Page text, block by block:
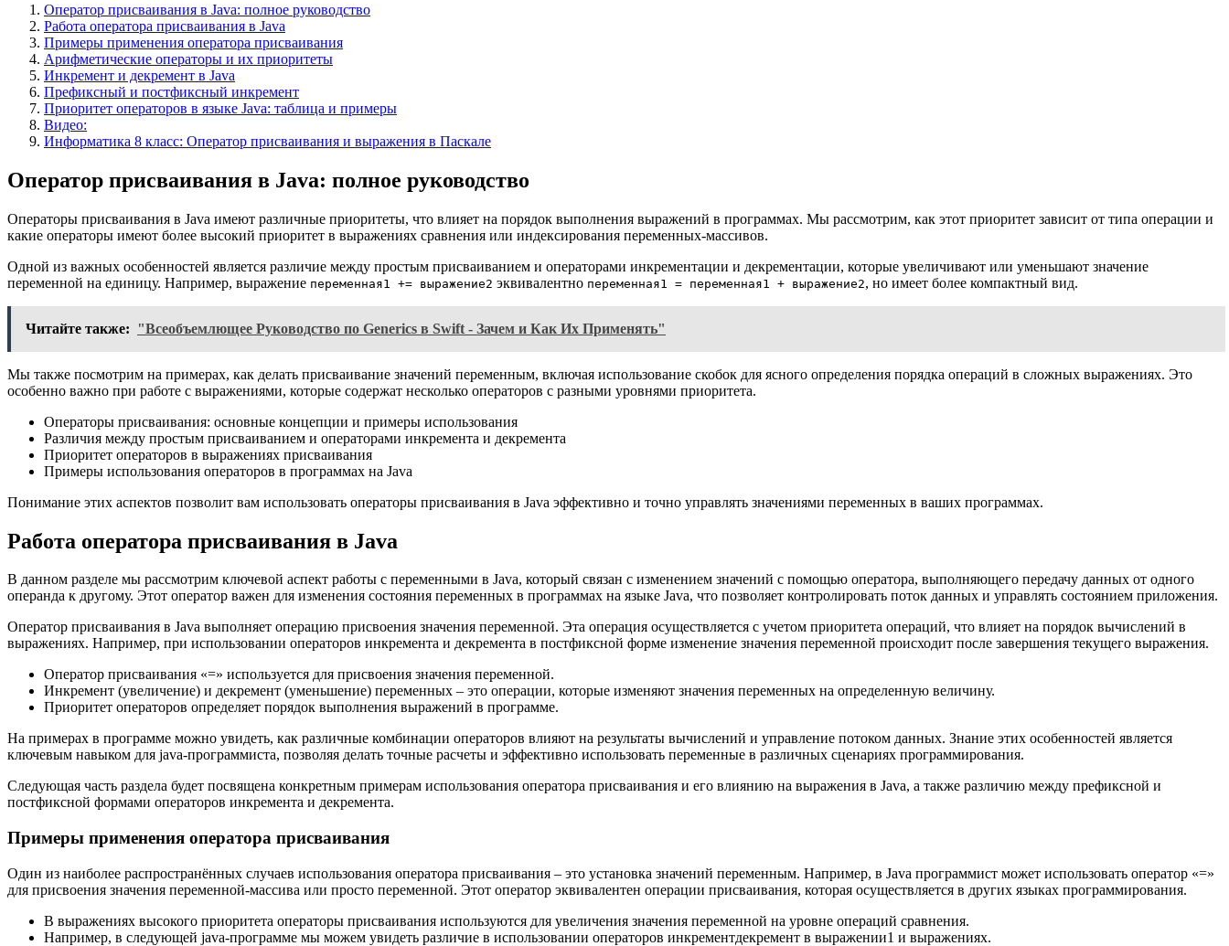
Оператор присваивания в Java: полное руководство
Работа оператора присваивания в Java
Примеры применения оператора присваивания
Арифметические операторы и их приоритеты
Инкремент и декремент в Java
Префиксный и постфиксный инкремент
Приоритет операторов в языке Java: таблица и примеры
Видео:
Информатика 8 класс: Оператор присваивания и выражения в Паскале
Оператор присваивания в Java: полное руководство
Операторы присваивания в Java имеют различные приоритеты, что влияет на порядок выполнения выражений в программах. Мы рассмотрим, как этот приоритет зависит от типа операции и
какие операторы имеют более высокий приоритет в выражениях сравнения или индексирования переменных-массивов.
Одной из важных особенностей является различие между простым присваиванием и операторами инкрементации и декрементации, которые увеличивают или уменьшают значение
переменной на единицу. Например, выражение переменная1 += выражение2 эквивалентно переменная1 = переменная1 + выражение2, но имеет более компактный вид.
Читайте также: "Всеобъемлющее Руководство по Generics в Swift - Зачем и Как Их Применять"
Мы также посмотрим на примерах, как делать присваивание значений переменным, включая использование скобок для ясного определения порядка операций в сложных выражениях. Это
особенно важно при работе с выражениями, которые содержат несколько операторов с разными уровнями приоритета.
Операторы присваивания: основные концепции и примеры использования
Различия между простым присваиванием и операторами инкремента и декремента
Приоритет операторов в выражениях присваивания
Примеры использования операторов в программах на Java
Понимание этих аспектов позволит вам использовать операторы присваивания в Java эффективно и точно управлять значениями переменных в ваших программах.
Работа оператора присваивания в Java
В данном разделе мы рассмотрим ключевой аспект работы с переменными в Java, который связан с изменением значений с помощью оператора, выполняющего передачу данных от одного
операнда к другому. Этот оператор важен для изменения состояния переменных в программах на языке Java, что позволяет контролировать поток данных и управлять состоянием приложения.
Оператор присваивания в Java выполняет операцию присвоения значения переменной. Эта операция осуществляется с учетом приоритета операций, что влияет на порядок вычислений в
выражениях. Например, при использовании операторов инкремента и декремента в постфиксной форме изменение значения переменной происходит после завершения текущего выражения.
Оператор присваивания «=» используется для присвоения значения переменной.
Инкремент (увеличение) и декремент (уменьшение) переменных – это операции, которые изменяют значения переменных на определенную величину.
Приоритет операторов определяет порядок выполнения выражений в программе.
На примерах в программе можно увидеть, как различные комбинации операторов влияют на результаты вычислений и управление потоком данных. Знание этих особенностей является
ключевым навыком для java-программиста, позволяя делать точные расчеты и эффективно использовать переменные в различных сценариях программирования.
Следующая часть раздела будет посвящена конкретным примерам использования оператора присваивания и его влиянию на выражения в Java, а также различию между префиксной и
постфиксной формами операторов инкремента и декремента.
Примеры применения оператора присваивания
Один из наиболее распространённых случаев использования оператора присваивания – это установка значений переменным. Например, в Java программист может использовать оператор «=»
для присвоения значения переменной-массива или просто переменной. Этот оператор эквивалентен операции присваивания, которая осуществляется в других языках программирования.
В выражениях высокого приоритета операторы присваивания используются для увеличения значения переменной на уровне операций сравнения.
Например, в следующей java-программе мы можем увидеть различие в использовании операторов инкрементдекремент в выражении1 и выражениях.